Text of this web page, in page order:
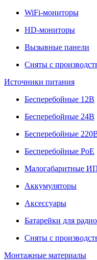
WiFi-мониторы
HD-мониторы
Вызывные панели
Сняты с
Источники питания
Бесперебойные 12В
Бесперебойные 24В
Бесперебойные
Бесперебойные PoE
Малогабаритные
Аккумуляторы
Аксессуары
Батарейки для
Сняты с
Монтажные материалы